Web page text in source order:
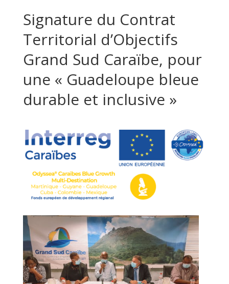
Signature du Contrat
Territorial d’Objectifs
Grand Sud Caraïbe, pour
une « Guadeloupe bleue
durable et inclusive »